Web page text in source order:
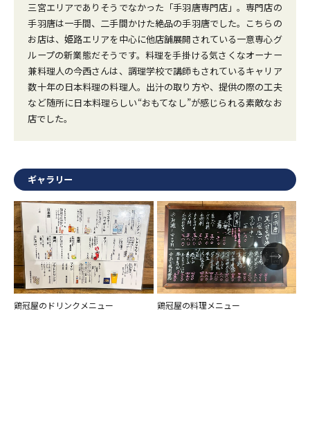
三宮エリアでありそうでなかった「手羽唐専門店」。専門店の
手羽唐は一手間、二手間かけた絶品の手羽唐でした。こちらの
お店は、姫路エリアを中心に他店舗展開されている一意専心グ
ループの新業態だそうです。料理を手掛ける気さくなオーナー
兼料理人の今西さんは、調理学校で講師もされているキャリア
数十年の日本料理の料理人。出汁の取り方や、提供の際の工夫
など随所に日本料理らしい“おもてなし”が感じられる素敵なお
店でした。
ギャラリー
鶏冠屋のドリンクメニュー 鶏冠屋の料理メニュー